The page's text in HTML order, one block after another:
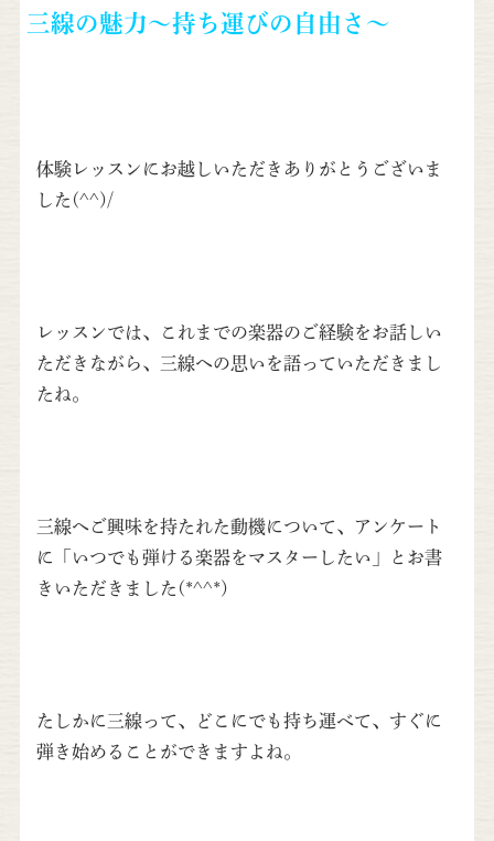
三線の魅力～持ち運びの自由さ～
体験レッスンにお越しいただきありがとうございま
した(^^)/
レッスンでは、これまでの楽器のご経験をお話しい
ただきながら、三線への思いを語っていただきまし
たね。
三線へご興味を持たれた動機について、アンケート
に「いつでも弾ける楽器をマスターしたい」とお書
きいただきました(*^^*)
たしかに三線って、どこにでも持ち運べて、すぐに
弾き始めることができますよね。